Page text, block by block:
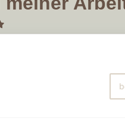
und dadurch im
den Boden der Tatsachen
stolz auf Erreichtes sein
sich zum Besseren